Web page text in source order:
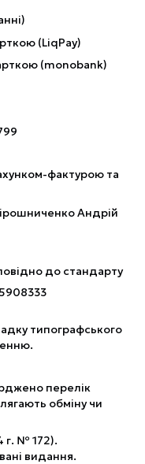
(LiqPay)
(monobank)
фактурою та
Андрій
до стандарту
типографського
перелік
обміну чи
г. № 172).
видання.